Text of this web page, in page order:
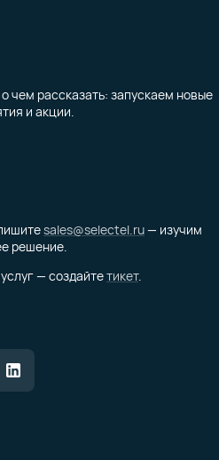
чем рассказать: запускаем новые
и акции.
sales@selectel.ru— изучим
решение.
— создайтетикет.